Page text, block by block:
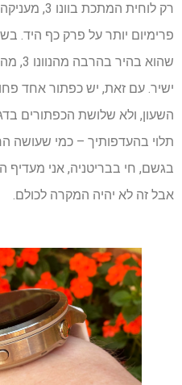
רק לוחית
פרימיום יותר על פרק כף היד.
שהוא
ישיר. עם זאת, יש כפתור אחד
השעון, ולא שלושת הכפתורים
תלוי בהעדפותיך – כמי שעושה
בגשם, חי בבריטניה, אני
אבל זה לא יהיה המקרה לכולם.